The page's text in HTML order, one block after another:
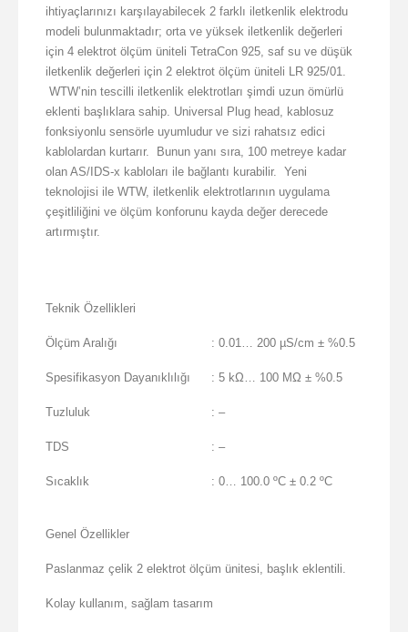
ihtiyaçlarınızı karşılayabilecek 2 farklı iletkenlik elektrodu
modeli bulunmaktadır; orta ve yüksek iletkenlik değerleri
için 4 elektrot ölçüm üniteli TetraCon 925, saf su ve düşük
iletkenlik değerleri için 2 elektrot ölçüm üniteli LR 925/01.
WTW’nin tescilli iletkenlik elektrotları şimdi uzun ömürlü
eklenti başlıklara sahip. Universal Plug head, kablosuz
fonksiyonlu sensörle uyumludur ve sizi rahatsız edici
kablolardan kurtarır. Bunun yanı sıra, 100 metreye kadar
olan AS/IDS-x kabloları ile bağlantı kurabilir. Yeni
teknolojisi ile WTW, iletkenlik elektrotlarının uygulama
çeşitliliğini ve ölçüm konforunu kayda değer derecede
artırmıştır.
Teknik Özellikleri
Ölçüm Aralığı : 0.01… 200 µS/cm ± %0.5
Spesifikasyon Dayanıklılığı : 5 kΩ… 100 MΩ ± %0.5
Tuzluluk : –
TDS : –
Sıcaklık : 0… 100.0 ºC ± 0.2 ºC
Genel Özellikler
Paslanmaz çelik 2 elektrot ölçüm ünitesi, başlık eklentili.
Kolay kullanım, sağlam tasarım